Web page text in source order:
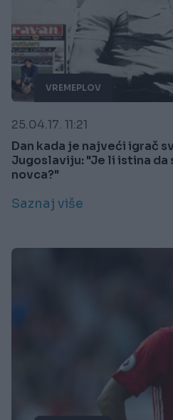
VREMEPLOV
25.04.17. 11:21
Dan kada je najveći igrač
Jugoslaviju: "Je li istina da
novca?"
Saznaj više